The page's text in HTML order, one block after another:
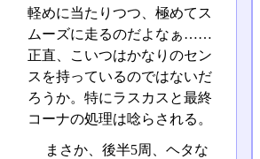
軽めに当たりつつ、極めてス
ムーズに走るのだよなぁ……
正直、こいつはかなりのセン
スを持っているのではないだ
ろうか。特にラスカスと最終
コーナの処理は唸らされる。
まさか、後半5周、ヘタな